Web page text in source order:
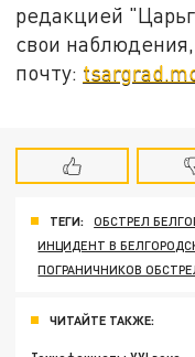
редакцией
свои
почту:
ТЕГИ:
ОБСТРЕЛ
ИНЦИДЕНТ В
ПОГРАНИЧНИКОВ
ЧИТАЙТЕ ТАКЖЕ: